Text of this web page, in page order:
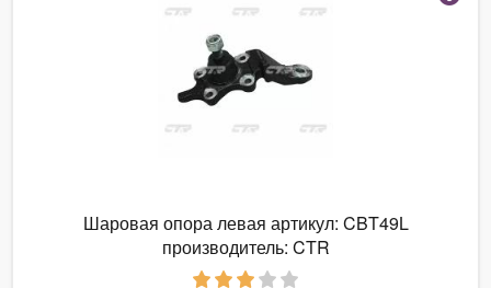
Шаровая опора левая артикул: CBT49L
производитель: CTR